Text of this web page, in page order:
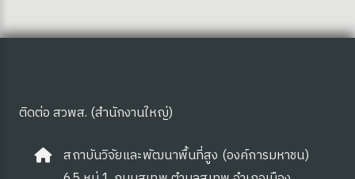
ติดต่อ สวพส. (สำนักงานใหญ่)
สถาบันวิจัยและพัฒนาพื้นที่สูง (องค์การมหาชน)